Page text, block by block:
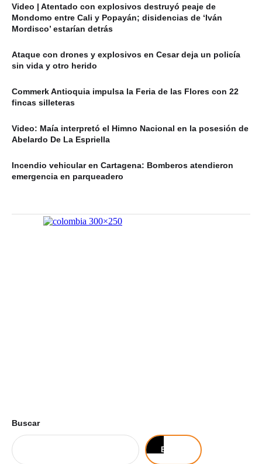
Video | Atentado con explosivos destruyó peaje de
Mondomo entre Cali y Popayán; disidencias de ‘Iván
Mordisco’ estarían detrás
Ataque con drones y explosivos en Cesar deja un policía
sin vida y otro herido
Commerk Antioquia impulsa la Feria de las Flores con 22
fincas silleteras
Video: Maía interpretó el Himno Nacional en la posesión de
Abelardo De La Espriella
Incendio vehicular en Cartagena: Bomberos atendieron
emergencia en parqueadero
Buscar
Buscar